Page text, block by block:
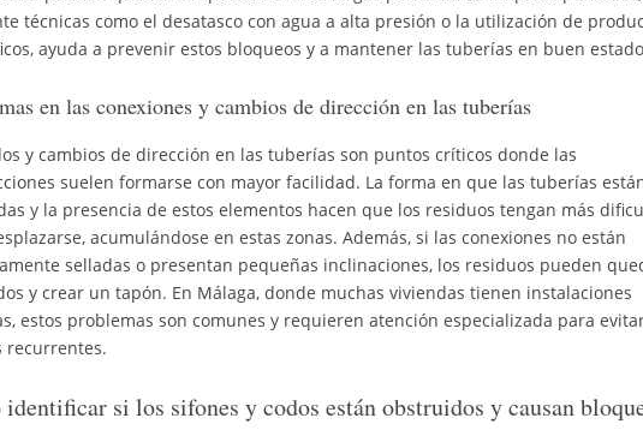
técnicas como el desatasco con agua a alta presión o la utilización de
ayuda a prevenir estos bloqueos y a mantener las tuberías en buen
en las conexiones y cambios de dirección en las tuberías
y cambios de dirección en las tuberías son puntos críticos donde las
suelen formarse con mayor facilidad. La forma en que las tuberías
y la presencia de estos elementos hacen que los residuos tengan más
acumulándose en estas zonas. Además, si las conexiones no están
selladas o presentan pequeñas inclinaciones, los residuos pueden
y crear un tapón. En Málaga, donde muchas viviendas tienen instalaciones
estos problemas son comunes y requieren atención especializada para
recurrentes.
si los sifones y codos están obstruidos y causan